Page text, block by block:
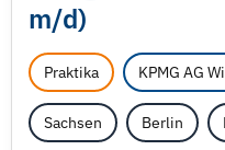
m/d)
Praktika KPMG AG
Sachsen Berlin